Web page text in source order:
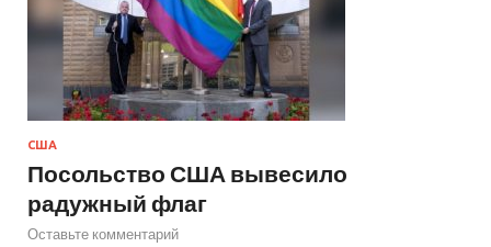
США
Посольство США вывесило
радужный флаг
Оставьте комментарий